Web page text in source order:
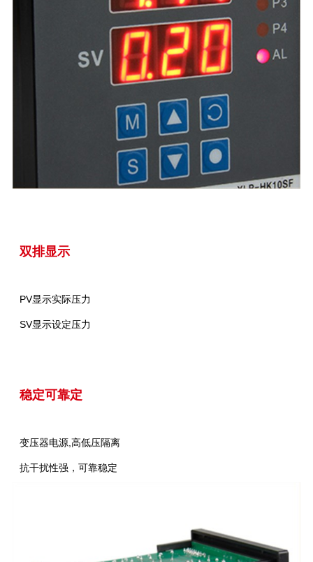
双排显示
PV显示实际压力
SV显示设定压力
稳定可靠定
变压器电源,高低压隔离
抗干扰性强，可靠稳定